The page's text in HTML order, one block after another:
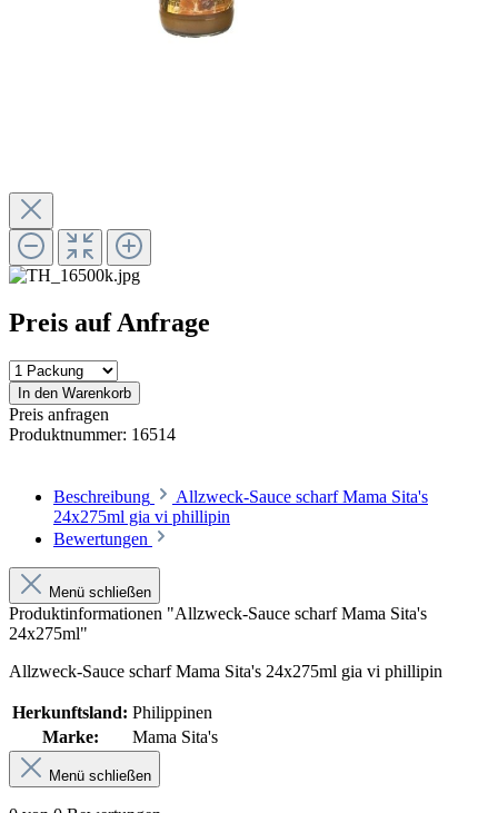
Preis auf Anfrage
In den Warenkorb
Preis anfragen
Produktnummer: 16514
Beschreibung
Allzweck-Sauce scharf Mama Sita's
24x275ml gia vi phillipin
Bewertungen
Menü schließen
Produktinformationen "Allzweck-Sauce scharf Mama Sita's
24x275ml"
Allzweck-Sauce scharf Mama Sita's 24x275ml gia vi phillipin
Herkunftsland: Philippinen
Marke:
Mama Sita's
Menü schließen